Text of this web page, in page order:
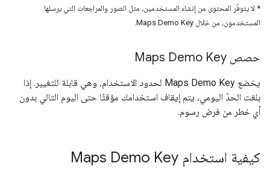
* لا يتوفّر المحتوى من إنشاء المستخدمين، مثل الصور والمراجعات التي يرسلها
المستخدمون، من خلال Maps Demo Key.
حصص Maps Demo Key
يخضع Maps Demo Key لحدود الاستخدام، وهي قابلة للتغيير. إذا
بلغت الحدّ اليومي، يتم إيقاف استخدامك مؤقتًا حتى اليوم التالي بدون
أي خطر من فرض رسوم.
كيفية استخدام Maps Demo Key